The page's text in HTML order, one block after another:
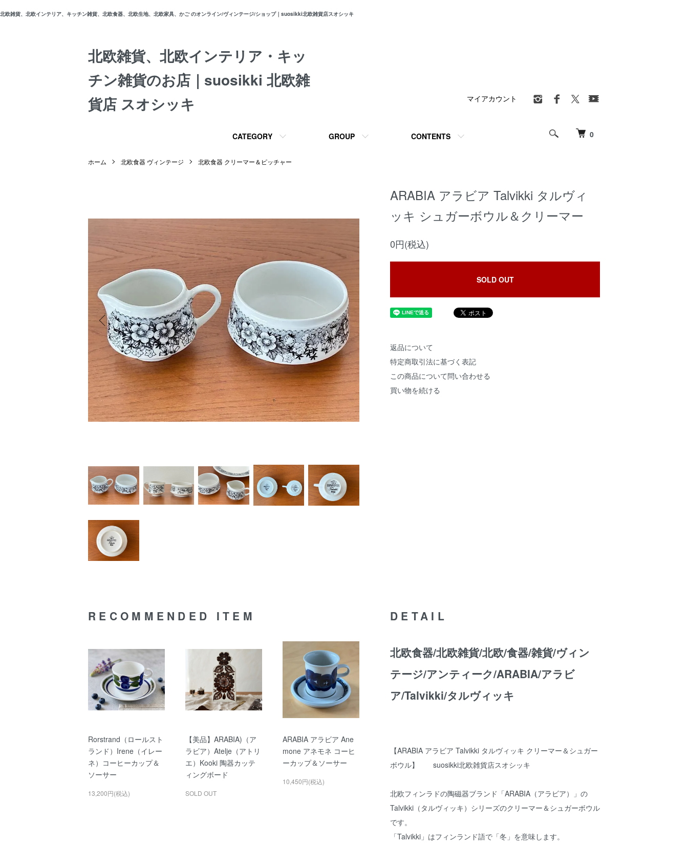
北欧雑貨、北欧インテリア、キッチン雑貨、北欧食器、北欧生地、北欧家具、かご のオンライン/ヴィンテージ/ショップ｜suosikki北欧雑貨店スオシッキ
北欧雑貨、北欧インテリア・キッ
チン雑貨のお店｜suosikki 北欧雑
貨店 スオシッキ
0
CATEGORY GROUP CONTENTS
マイアカウント
ホーム 北欧食器 ヴィンテージ 北欧食器 クリーマー＆ピッチャー
ARABIA アラビア Talvikki タルヴィ
ッキ シュガーボウル＆クリーマー
0円(税込)
SOLD OUT
返品について
特定商取引法に基づく表記
この商品について問い合わせる
買い物を続ける
DETAIL
北欧食器/北欧雑貨/北欧/食器/雑貨/ヴィン
テージ/アンティーク/ARABIA/アラビ
ア/Talvikki/タルヴィッキ
【ARABIA アラビア Talvikki タルヴィッキ クリーマー＆シュガー
ボウル】 suosikki北欧雑貨店スオシッキ
北欧フィンラドの陶磁器ブランド「ARABIA（アラビア）」の
Talvikki（タルヴィッキ）シリーズのクリーマー＆シュガーボウル
です。
「Talvikki」はフィンランド語で「冬」を意味します。
RECOMMENDED ITEM
Rorstrand（ロールスト
ランド）Irene（イレー
ネ）コーヒーカップ＆
ソーサー
13,200円(税込)
【美品】ARABIA)（ア
ラビア）Atelje（アトリ
エ）Kooki 陶器カッテ
ィングボード
SOLD OUT
ARABIA アラビア Ane
mone アネモネ コーヒ
ーカップ＆ソーサー
10,450円(税込)